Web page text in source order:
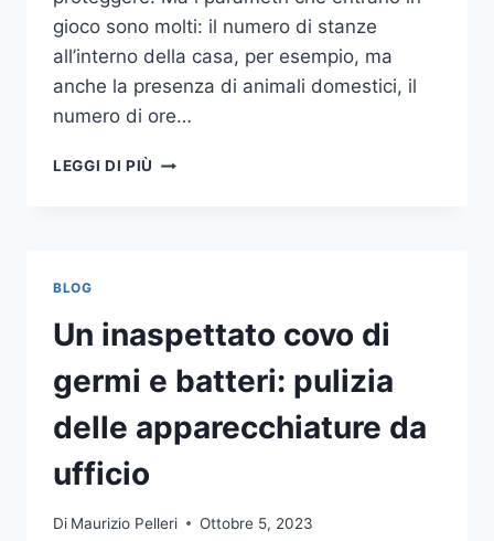
gioco sono molti: il numero di stanze
all’interno della casa, per esempio, ma
anche la presenza di animali domestici, il
numero di ore…
LEGGI DI PIÙ COME
BLOG
Un inaspettato covo di
germi e batteri: pulizia
delle apparecchiature da
ufficio
Di Maurizio Pelleri Ottobre 5, 2023